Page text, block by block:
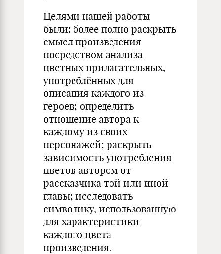
Целями нашей работы
были: более полно раскрыть
смысл произведения
посредством анализа
цветных прилагательных,
употреблённых для
описания каждого из
героев; определить
отношение автора к
каждому из своих
персонажей; раскрыть
зависимость употребления
цветов автором от
рассказчика той или иной
главы; исследовать
символику, использованную
для характеристики
каждого цвета
произведения.